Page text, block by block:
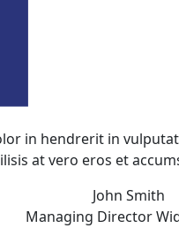
in hendrerit in
at vero eros et
John Smith
Managing Director